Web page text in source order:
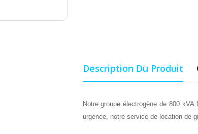
Description Du Produit
Notre groupe électrogène de 800
urgence, notre service de location de